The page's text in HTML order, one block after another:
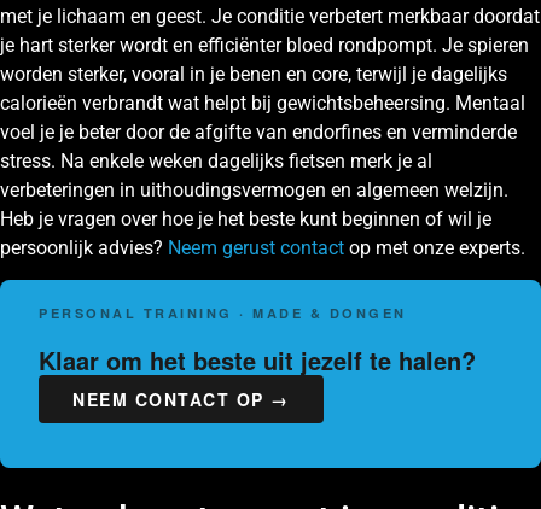
met je lichaam en geest. Je conditie verbetert merkbaar doordat
je hart sterker wordt en efficiënter bloed rondpompt. Je spieren
worden sterker, vooral in je benen en core, terwijl je dagelijks
calorieën verbrandt wat helpt bij gewichtsbeheersing. Mentaal
voel je je beter door de afgifte van endorfines en verminderde
stress. Na enkele weken dagelijks fietsen merk je al
verbeteringen in uithoudingsvermogen en algemeen welzijn.
Heb je vragen over hoe je het beste kunt beginnen of wil je
persoonlijk advies? Neem gerust contact op met onze experts.
PERSONAL TRAINING · MADE & DONGEN
Klaar om het beste uit jezelf te halen?
NEEM CONTACT OP →